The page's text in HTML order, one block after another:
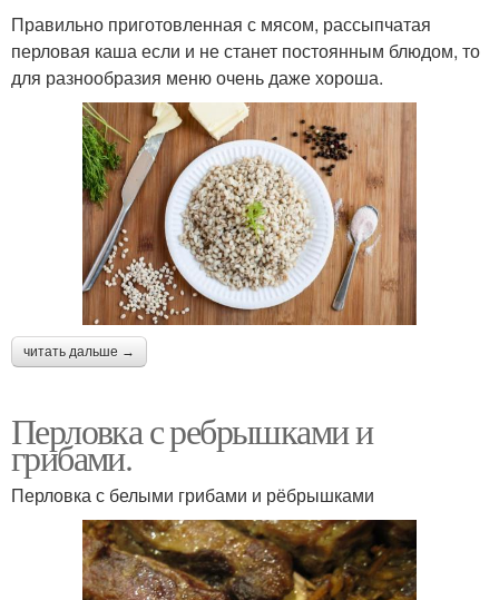
Правильно приготовленная с мясом, рассыпчатая
перловая каша если и не станет постоянным блюдом, то
для разнообразия меню очень даже хороша.
читать дальше →
Перловка с ребрышками и
грибами.
Перловка с белыми грибами и рёбрышками